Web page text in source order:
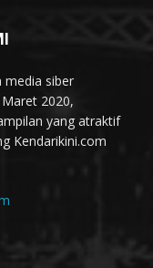
media siber
2020,
yang atraktif
Kendarikini.com